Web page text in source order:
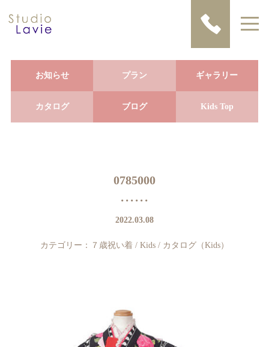
お知らせ プラン ギャラリー
カタログ ブログ Kids Top
0785000
2022.03.08
カテゴリー： ７歳祝い着 / Kids / カタログ（Kids）